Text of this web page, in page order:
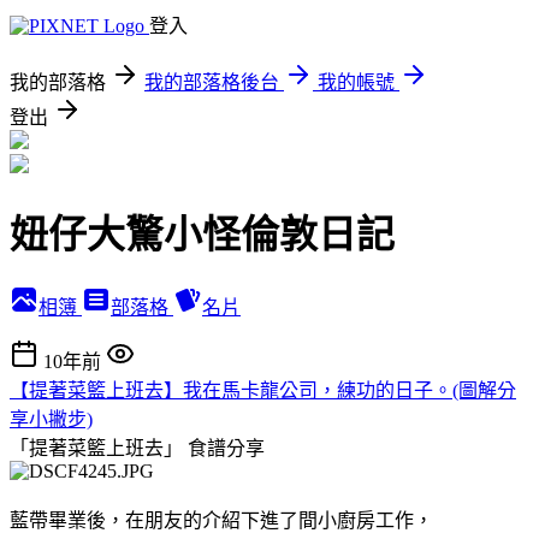
登入
我的部落格 我的部落格後台
我的帳號
登出
妞仔大驚小怪倫敦日記
相簿 部落格 名片
10年前
【提著菜籃上班去】我在馬卡龍公司，練功的日子。(圖解分
享小撇步)
「提著菜籃上班去」 食譜分享
藍帶畢業後，在朋友的介紹下進了間小廚房工作，